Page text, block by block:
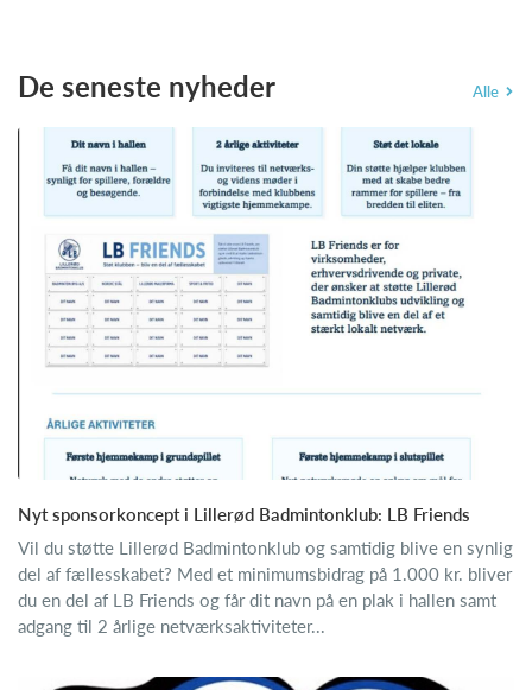
De seneste nyheder Alle
Nyt sponsorkoncept i Lillerød Badmintonklub: LB Friends
Vil du støtte Lillerød Badmintonklub og samtidig blive en synlig
del af fællesskabet? Med et minimumsbidrag på 1.000 kr. bliver
du en del af LB Friends og får dit navn på en plak i hallen samt
adgang til 2 årlige netværksaktiviteter...